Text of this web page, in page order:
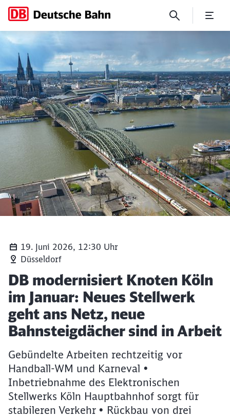
DB modernisiert Knoten
19. Juni 2026, 12:30 Uhr
Düsseldorf
Artikel:
DB modernisiert Knoten Köln
im Januar: Neues Stellwerk
geht ans Netz, neue
Bahnsteigdächer sind in Arbeit
Gebündelte Arbeiten rechtzeitig vor
Handball-WM und Karneval •
Inbetriebnahme des Elektronischen
Stellwerks Köln Hauptbahnhof sorgt für
stabileren Verkehr • Rückbau von drei